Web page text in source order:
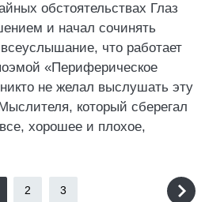
обстоятельствах Глаз
и начал сочинять
что работает
«Периферическое
не желал выслушать эту
который сберегал
хорошее и плохое,
2 3